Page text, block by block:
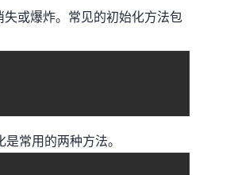
或爆炸。常见的初始化方法包
常用的两种方法。